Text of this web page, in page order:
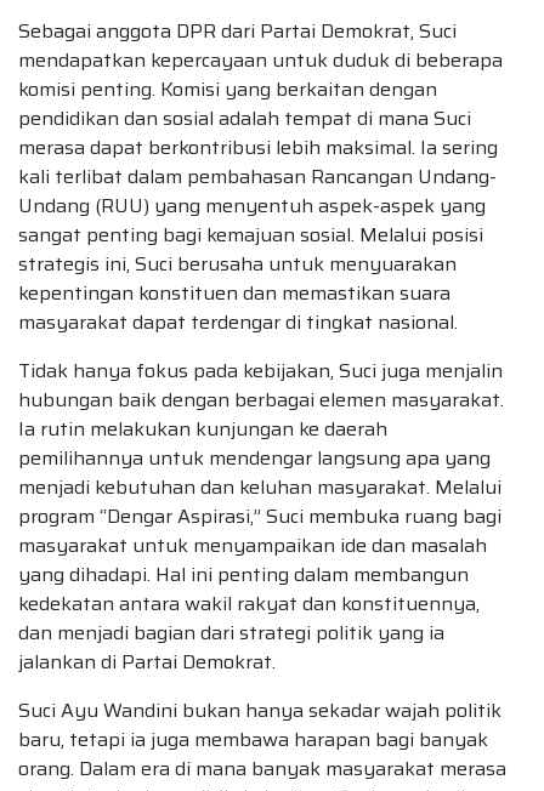
Sebagai anggota DPR dari Partai Demokrat, Suci
mendapatkan kepercayaan untuk duduk di beberapa
komisi penting. Komisi yang berkaitan dengan
pendidikan dan sosial adalah tempat di mana Suci
merasa dapat berkontribusi lebih maksimal. Ia sering
kali terlibat dalam pembahasan Rancangan Undang-
Undang (RUU) yang menyentuh aspek-aspek yang
sangat penting bagi kemajuan sosial. Melalui posisi
strategis ini, Suci berusaha untuk menyuarakan
kepentingan konstituen dan memastikan suara
masyarakat dapat terdengar di tingkat nasional.
Tidak hanya fokus pada kebijakan, Suci juga menjalin
hubungan baik dengan berbagai elemen masyarakat.
Ia rutin melakukan kunjungan ke daerah
pemilihannya untuk mendengar langsung apa yang
menjadi kebutuhan dan keluhan masyarakat. Melalui
program “Dengar Aspirasi,” Suci membuka ruang bagi
masyarakat untuk menyampaikan ide dan masalah
yang dihadapi. Hal ini penting dalam membangun
kedekatan antara wakil rakyat dan konstituennya,
dan menjadi bagian dari strategi politik yang ia
jalankan di Partai Demokrat.
Suci Ayu Wandini bukan hanya sekadar wajah politik
baru, tetapi ia juga membawa harapan bagi banyak
orang. Dalam era di mana banyak masyarakat merasa